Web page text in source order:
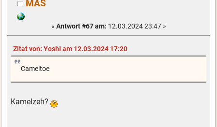
MAS
« Antwort #67 am: 12.03.2024 23:47 »
Zitat von: Yoshi am 12.03.2024 17:20
Cameltoe
Kamelzeh?